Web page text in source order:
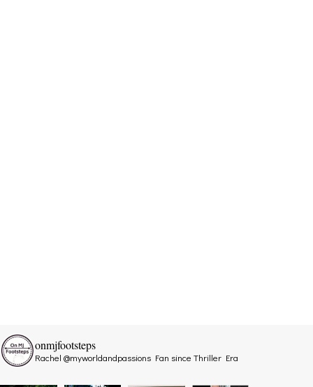
onmjfootsteps
Rachel @myworldandpassions Fan since Thriller Era